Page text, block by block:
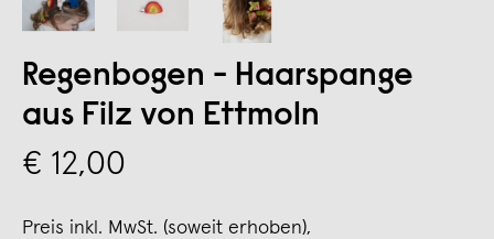
Regenbogen - Haarspange
aus Filz von Ettmoln
€ 12,00
Preis inkl. MwSt. (soweit erhoben),